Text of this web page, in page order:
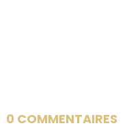
0 COMMENTAIRES